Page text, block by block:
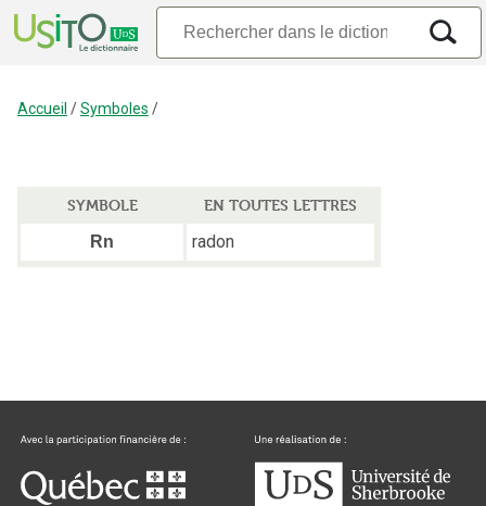
Accueil /Symboles /
SYMBOLE
EN TOUTES LETTRES
Rn
radon